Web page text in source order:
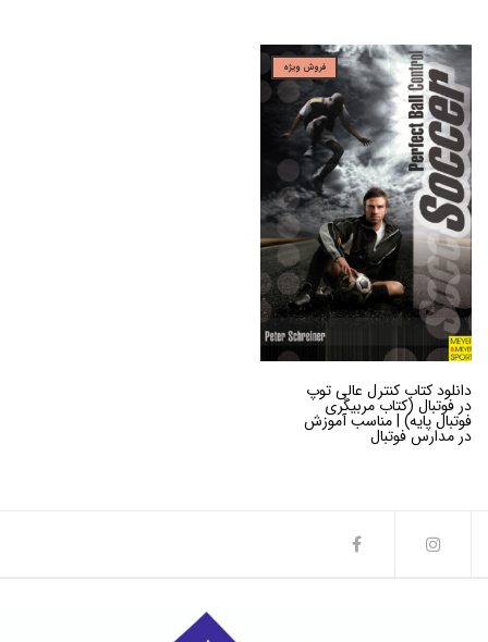
فروش ویژه
دانلود کتاب کنترل عالی توپ
در فوتبال (کتاب مربیگری
فوتبال پایه) | مناسب آموزش
در مدارس فوتبال